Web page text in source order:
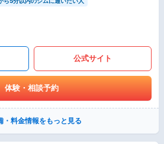
公式サイト
体験・相談予約
・料金情報をもっと見る